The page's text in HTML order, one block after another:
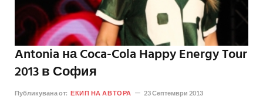
Antonia на Coca-Cola Happy Energy Tour
2013 в София
Публикувана от: ЕКИП НА АВТОРА 23 Септември 2013